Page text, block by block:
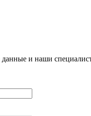
и наши